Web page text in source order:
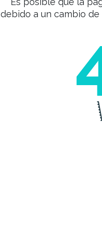
debido a un cambio